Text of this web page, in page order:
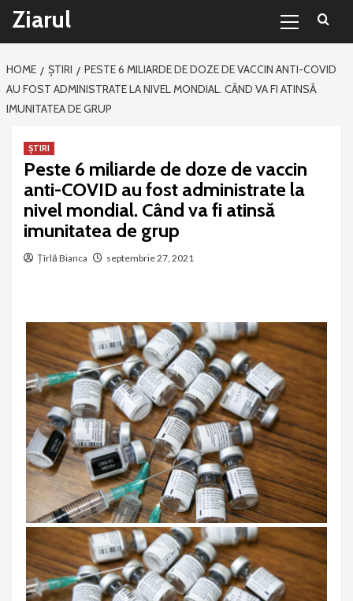
Sari
conținut
Ziarul
Menu
HOME ȘTIRI
PESTE 6 MILIARDE DE DOZE DE VACCIN ANTI-COVID
AU FOST ADMINISTRATE LA NIVEL MONDIAL. CÂND VA FI ATINSĂ
IMUNITATEA DE GRUP
ȘTIRI
Peste 6 miliarde de doze de vaccin
anti-COVID au fost administrate la
nivel mondial. Când va fi atinsă
imunitatea de grup
Țîrlă Bianca septembrie 27, 2021